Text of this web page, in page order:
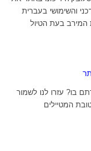
והשימושי בעברית
המירב בעת הטיול
בו? עזרו לנו לשמור
המטיילים